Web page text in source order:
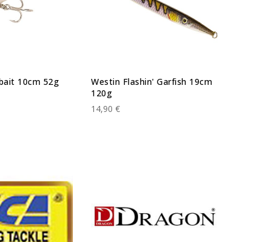
10cm 52g
Westin Flashin' Garfish 19cm
120g
14,90 €